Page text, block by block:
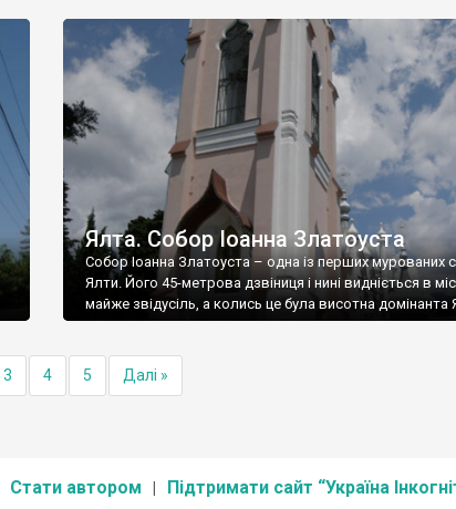
Ялта. Собор Іоанна Златоуста
Собор Іоанна Златоуста – одна із перших мурованих
Ялти. Його 45-метрова дзвіниця і нині видніється в
майже звідусіль, а колись це була висотна домінанта
3 4 5 Далі »
Стати автором Підтримати сайт “Україна